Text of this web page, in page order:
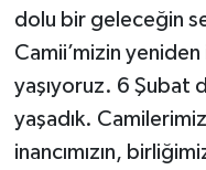
dolu bir geleceğin
Camii’mizin yeniden
yaşıyoruz. 6 Şubat
yaşadık.
inancımızın,